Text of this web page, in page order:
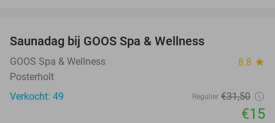
TODAY
Saunadag bij GOOS Spa & Wellness
GOOS Spa & Wellness 8.8 star
Posterholt
Verkocht: 49
Regulier €31,50
€15